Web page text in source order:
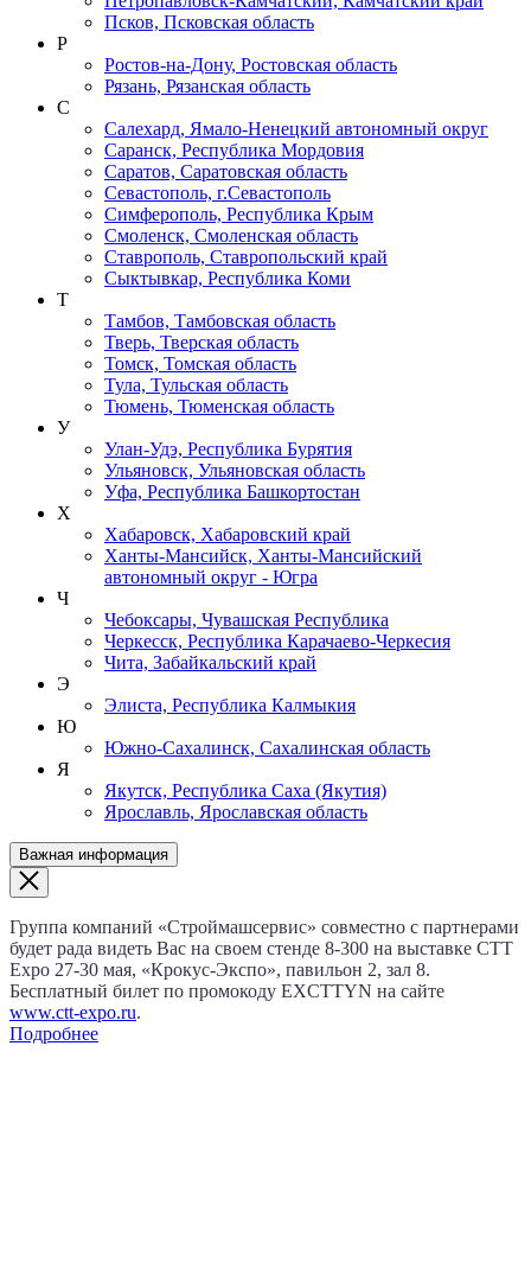
Псков, Псковская область
Р
Ростов-на-Дону, Ростовская область
Рязань, Рязанская область
С
Салехард, Ямало-Ненецкий автономный округ
Саранск, Республика Мордовия
Саратов, Саратовская область
Севастополь, г.Севастополь
Симферополь, Республика Крым
Смоленск, Смоленская область
Ставрополь, Ставропольский край
Сыктывкар, Республика Коми
Т
Тамбов, Тамбовская область
Тверь, Тверская область
Томск, Томская область
Тула, Тульская область
Тюмень, Тюменская область
У
Улан-Удэ, Республика Бурятия
Ульяновск, Ульяновская область
Уфа, Республика Башкортостан
Х
Хабаровск, Хабаровский край
Ханты-Мансийск, Ханты-Мансийский
автономный округ - Югра
Ч
Чебоксары, Чувашская Республика
Черкесск, Республика Карачаево-Черкесия
Чита, Забайкальский край
Э
Элиста, Республика Калмыкия
Ю
Южно-Сахалинск, Сахалинская область
Я
Якутск, Республика Саха (Якутия)
Ярославль, Ярославская область
Важная информация
Группа компаний «Строймашсервис» совместно с партнерами
будет рада видеть Вас на своем стенде 8‑300 на выставке CTT
Expo 27‑30 мая, «Крокус‑Экспо», павильон 2, зал 8.
Бесплатный билет по промокоду EXCTTYN на сайте
www.сtt-expo.ru.
Подробнее